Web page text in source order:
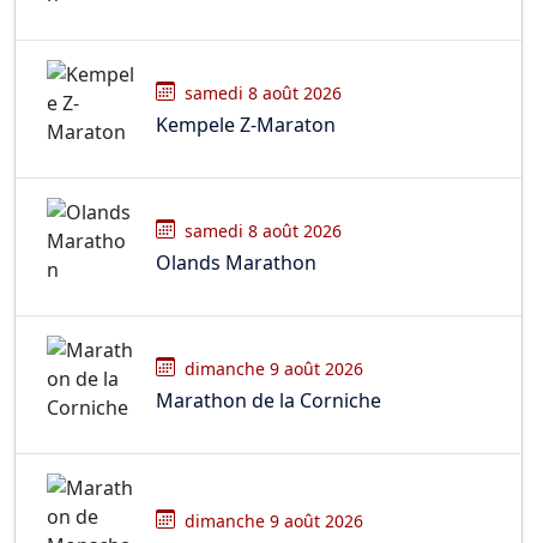
samedi 8 août 2026
Kempele Z-Maraton
samedi 8 août 2026
Olands Marathon
dimanche 9 août 2026
Marathon de la Corniche
dimanche 9 août 2026